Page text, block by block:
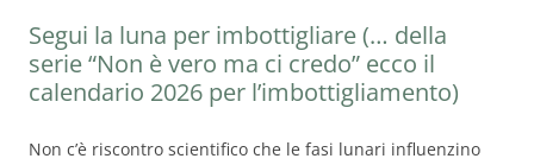
Segui la luna per imbottigliare (… della
serie “Non è vero ma ci credo” ecco il
calendario 2026 per l’imbottigliamento)
Non c’è riscontro scientifico che le fasi lunari influenzino